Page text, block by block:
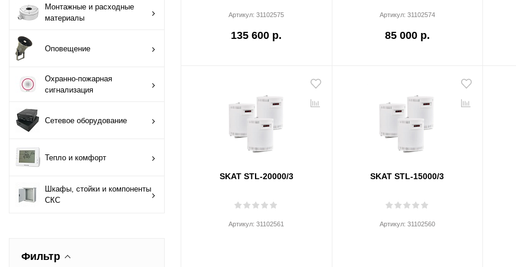
Охранно-пожарная
оборудование
компоненты СКС
Монтажные и расходные
материалы
Оповещение
Охранно-пожарная
сигнализация
Сетевое оборудование
Тепло и комфорт
Шкафы, стойки и компоненты
СКС
Фильтр
Артикул:31102575
135 600 р.
Артикул: 31102574
85 000 р.
SKAT STL-20000/3
Артикул:31102561
SKAT STL-15000/3
Артикул: 31102560